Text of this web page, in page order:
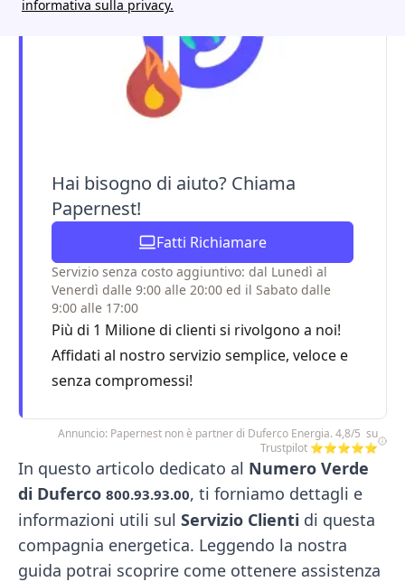
informativa sulla privacy.
Hai bisogno di aiuto? Chiama
Papernest!
Fatti Richiamare
Servizio senza costo aggiuntivo: dal Lunedì al
Venerdì dalle 9:00 alle 20:00 ed il Sabato dalle
9:00 alle 17:00
Più di 1 Milione di clienti si rivolgono a noi!
Affidati al nostro servizio semplice, veloce e
senza compromessi!
Annuncio: Papernest non è partner di Duferco Energia. 4,8/5 su
Trustpilot ⭐⭐⭐⭐⭐
In questo articolo dedicato al Numero Verde
di Duferco 800.93.93.00, ti forniamo dettagli e
informazioni utili sul Servizio Clienti di questa
compagnia energetica. Leggendo la nostra
guida potrai scoprire come ottenere assistenza